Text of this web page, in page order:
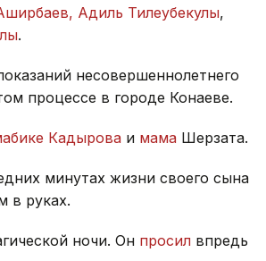
Адиль Тилеубекулы,
.
несовершеннолетнего
процессе в городе Конаеве.
Кадырова и мама Шерзата.
минутах жизни своего сына
в руках.
ночи. Он просил впредь